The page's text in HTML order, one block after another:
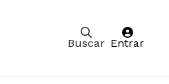
Buscar Entrar